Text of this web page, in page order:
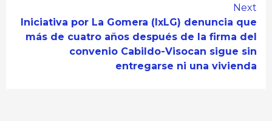
Next
Iniciativa por La Gomera (IxLG) denuncia que
más de cuatro años después de la firma del
convenio Cabildo-Visocan sigue sin
entregarse ni una vivienda